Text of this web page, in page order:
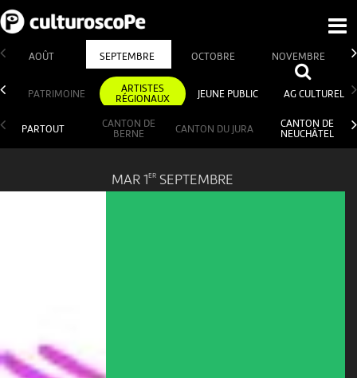
AOÛT SEPTEMBRE OCTOBRE NOVEMBRE
PATRIMOINE
ARTISTES
RÉGIONAUX
JEUNE PUBLIC AG CULTUREL
PARTOUT
CANTON DE
BERNE
CANTON DU JURA
CANTON DE
NEUCHÂTEL
MAR 1 ER SEPTEMBRE